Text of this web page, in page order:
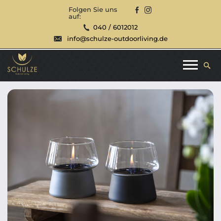
Folgen Sie uns
auf:
040 / 6012012
info@schulze-outdoorliving.de